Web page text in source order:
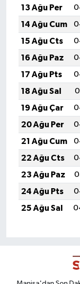
13 Ağu Per
14 Ağu Cum
15 Ağu Cts
16 Ağu Paz
17 Ağu Pts
18 Ağu Sal
19 Ağu Çar
20 Ağu Per
21 Ağu Cum
22 Ağu Cts
23 Ağu Paz
24 Ağu Pts
25 Ağu Sal